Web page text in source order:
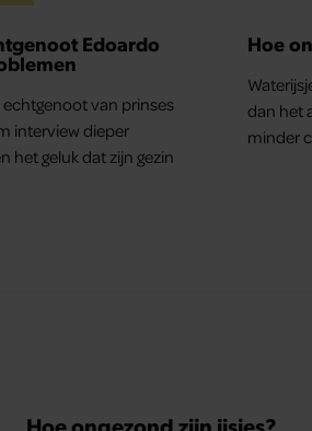
Edoardo
echtgenoot van prinses
interview dieper
het geluk dat zijn gezin
Hoe
dan het
minder